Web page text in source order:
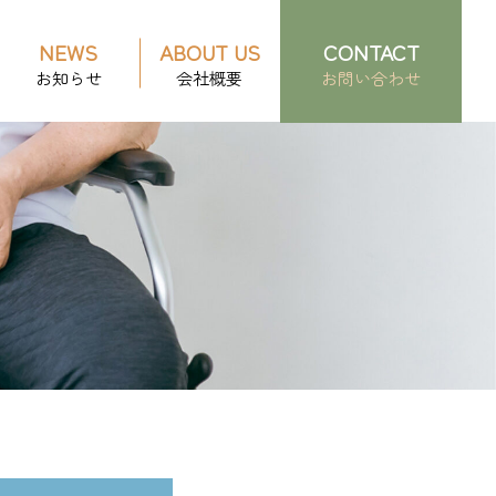
NEWS
お知らせ
ABOUT US
会社概要
CONTACT
お問い合わせ